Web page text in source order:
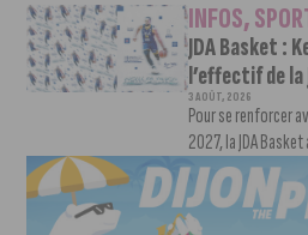
INFOS,
JDA Basket :
l’effectif de la
3 AOÛT, 2026
Pour se renforcer
2027, la JDA